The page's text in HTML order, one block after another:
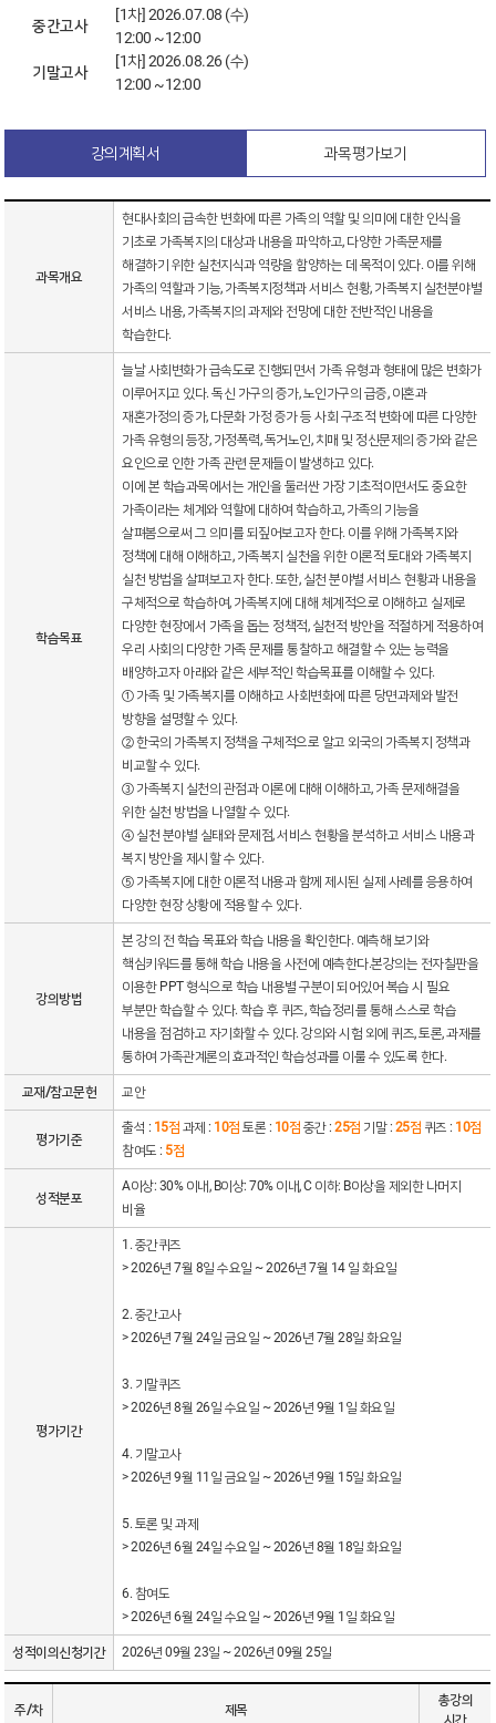
중간고사
[1차] 2026.07.08 (수)
12:00 ~12:00
기말고사
[1차] 2026.08.26 (수)
12:00 ~12:00
강의계획서 과목평가보기
과목개요
현대사회의 급속한 변화에 따른 가족의 역할 및 의미에 대한 인식을
기초로 가족복지의 대상과 내용을 파악하고, 다양한 가족문제를
해결하기 위한 실천지식과 역량을 함양하는 데 목적이 있다. 이를 위해
가족의 역할과 기능, 가족복지정책과 서비스 현황, 가족복지 실천분야별
서비스 내용, 가족복지의 과제와 전망에 대한 전반적인 내용을
학습한다.
학습목표
늘날 사회변화가 급속도로 진행되면서 가족 유형과 형태에 많은 변화가
이루어지고 있다. 독신 가구의 증가, 노인가구의 급증, 이혼과
재혼가정의 증가, 다문화 가정 증가 등 사회 구조적 변화에 따른 다양한
가족 유형의 등장, 가정폭력, 독거노인, 치매 및 정신문제의 증가와 같은
요인으로 인한 가족 관련 문제들이 발생하고 있다.
이에 본 학습과목에서는 개인을 둘러싼 가장 기초적이면서도 중요한
가족이라는 체계와 역할에 대하여 학습하고, 가족의 기능을
살펴봄으로써 그 의미를 되짚어보고자 한다. 이를 위해 가족복지와
정책에 대해 이해하고, 가족복지 실천을 위한 이론적 토대와 가족복지
실천 방법을 살펴보고자 한다. 또한, 실천 분야별 서비스 현황과 내용을
구체적으로 학습하여, 가족복지에 대해 체계적으로 이해하고 실제로
다양한 현장에서 가족을 돕는 정책적, 실천적 방안을 적절하게 적용하여
우리 사회의 다양한 가족 문제를 통찰하고 해결할 수 있는 능력을
배양하고자 아래와 같은 세부적인 학습목표를 이해할 수 있다.
① 가족 및 가족복지를 이해하고 사회변화에 따른 당면과제와 발전
방향을 설명할 수 있다.
② 한국의 가족복지 정책을 구체적으로 알고 외국의 가족복지 정책과
비교할 수 있다.
③ 가족복지 실천의 관점과 이론에 대해 이해하고, 가족 문제해결을
위한 실천 방법을 나열할 수 있다.
④ 실천 분야별 실태와 문제점, 서비스 현황을 분석하고 서비스 내용과
복지 방안을 제시할 수 있다.
⑤ 가족복지에 대한 이론적 내용과 함께 제시된 실제 사례를 응용하여
다양한 현장 상황에 적용할 수 있다.
강의방법
본 강의 전 학습 목표와 학습 내용을 확인한다. 예측해 보기와
핵심키워드를 통해 학습 내용을 사전에 예측한다.본강의는 전자칠판을
이용한 PPT 형식으로 학습 내용별 구분이 되어있어 복습 시 필요
부분만 학습할 수 있다. 학습 후 퀴즈, 학습정리를 통해 스스로 학습
내용을 점검하고 자기화할 수 있다. 강의와 시험 외에 퀴즈, 토론, 과제를
통하여 가족관계론의 효과적인 학습성과를 이룰 수 있도록 한다.
교재/참고문헌 교안
평가기준
출석 : 15점 과제 : 10점 토론 : 10점 중간 :25점 기말 : 25점 퀴즈 : 10점
참여도 : 5점
성적분포
A이상: 30% 이내, B이상: 70% 이내, C 이하: B이상을 제외한 나머지
비율
평가기간
1. 중간퀴즈
> 2026년 7월 8일 수요일 ~ 2026년 7월 14 일 화요일
2. 중간고사
> 2026년 7월 24일 금요일 ~ 2026년 7월 28일 화요일
3. 기말퀴즈
> 2026년 8월 26일 수요일 ~ 2026년 9월 1일 화요일
4. 기말고사
> 2026년 9월 11일 금요일 ~ 2026년 9월 15일 화요일
5. 토론 및 과제
> 2026년 6월 24일 수요일 ~ 2026년 8월 18일 화요일
6. 참여도
> 2026년 6월 24일 수요일 ~ 2026년 9월 1일 화요일
성적이의신청기간 2026년 09월 23일 ~ 2026년 09월 25일
주/차 제목
총강의
시간